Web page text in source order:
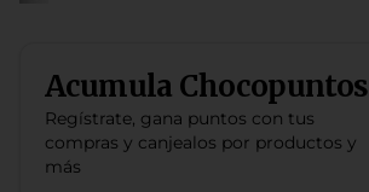
Acumula Chocopuntos
Regístrate, gana puntos con tus
compras y canjealos por productos y
más